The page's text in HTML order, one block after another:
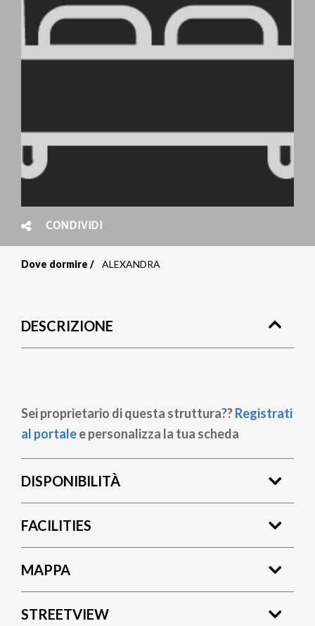
CONDIVIDI
pane
Dove dormire ALEXANDRA
DESCRIZIONE
Sei proprietario di questa struttura??Registrati
al portalee personalizza la tua scheda
DISPONIBILITÀ
FACILITIES
MAPPA
STREETVIEW